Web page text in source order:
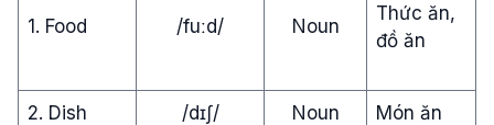
1. Food /fuːd/ Noun
Thức ăn,
đồ ăn
2. Dish /dɪʃ/ Noun Món ăn